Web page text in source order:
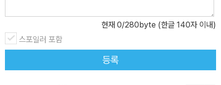
월 재심 개시, 10월 28일 ‘삼례 3인조’에게 무죄 선고. 익산 약촌오거
리 택시 기사 살인 사건 : 2000년 8월 10일 발생. 최성필(가명) 체
포. 불법체포와 감금이 있었음. 2심 재판에서 자신이 살인했다고 허
위 자백(징역 10년 선고). 2003년 유력 용의자 김 씨에 대한 수사가
현재 0/280byte (한글 140자 이내)
스포일러 포함
등록